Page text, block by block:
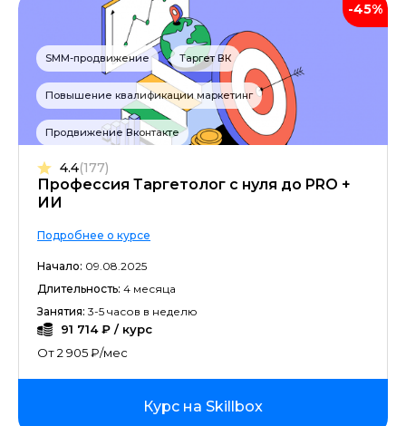
-45%
SMM-продвижение Таргет ВК
Повышение квалификации маркетинг
Продвижение Вконтакте
Профессия Таргетолог с нуля до PRO +
ИИ
4.4(177)
Подробнее о курсе
Начало: 09.08.2025
Длительность: 4 месяца
Занятия: 3-5 часов в неделю
91 714 ₽ / курс
От 2 905 ₽/мес
Курс на Skillbox